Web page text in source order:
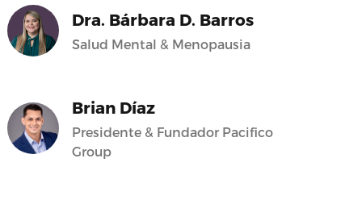
Dra. Bárbara D. Barros
Salud Mental & Menopausia
Brian Díaz
Presidente & Fundador Pacifico
Group